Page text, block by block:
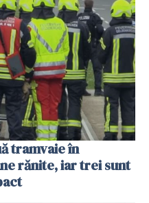
tramvaie în
rănite, iar trei sunt